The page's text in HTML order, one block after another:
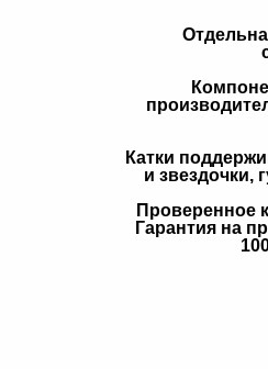
Катки
и звездочки,
Проверенное
Гарантия на